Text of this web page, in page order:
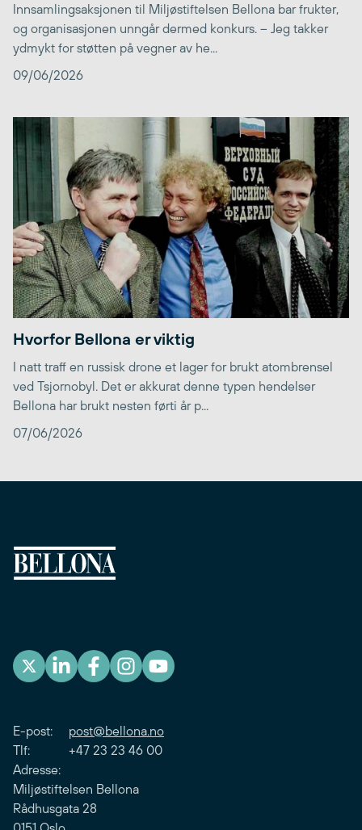
Innsamlingsaksjonen til Miljøstiftelsen Bellona bar frukter,
og organisasjonen unngår dermed konkurs. – Jeg takker
ydmykt for støtten på vegner av he...
09/06/2026
Hvorfor Bellona er viktig
I natt traff en russisk drone et lager for brukt atombrensel
ved Tsjornobyl. Det er akkurat denne typen hendelser
Bellona har brukt nesten førti år p...
07/06/2026
E-post: post@bellona.no
Tlf: +47 23 23 46 00
Adresse:
Miljøstiftelsen Bellona
Rådhusgata 28